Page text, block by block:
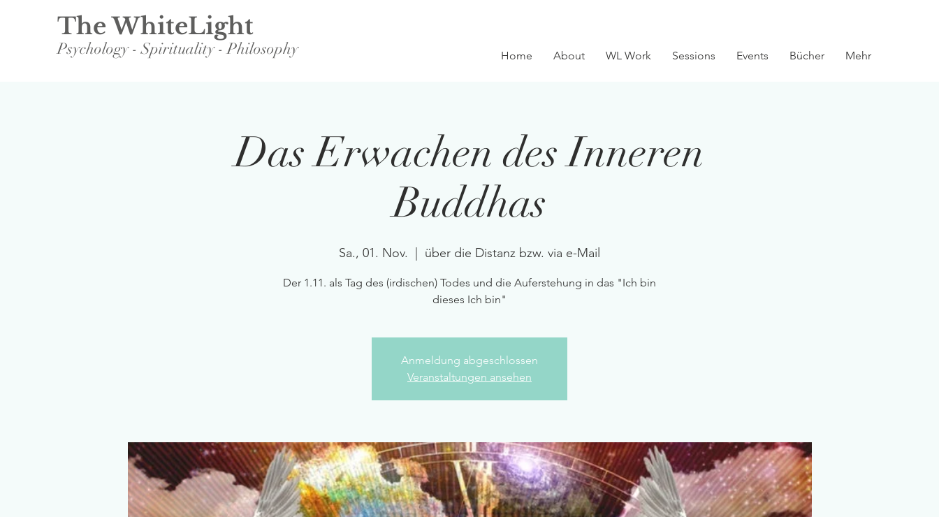
The WhiteLight
Psychology - Spirituality - Philosophy Home About WL Work Sessions Events Bücher Mehr
Das Erwachen des Inneren
Buddhas
Sa., 01. Nov. über die Distanz bzw. via e-Mail
Der 1.11. als Tag des (irdischen) Todes und die Auferstehung in das "Ich bin
dieses Ich bin"
Anmeldung abgeschlossen
Veranstaltungen ansehen